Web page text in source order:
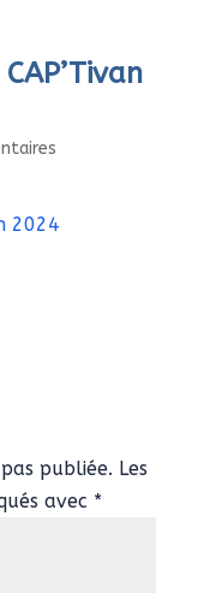
2024
publiée. Les
avec *